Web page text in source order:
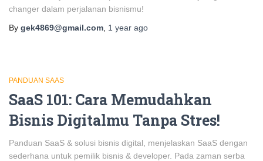
changer dalam perjalanan bisnismu!
By gek4869@gmail.com 1 year ago
PANDUAN SAAS
SaaS 101: Cara Memudahkan
Bisnis Digitalmu Tanpa Stres!
Panduan SaaS & solusi bisnis digital, menjelaskan SaaS dengan
sederhana untuk pemilik bisnis & developer. Pada zaman serba